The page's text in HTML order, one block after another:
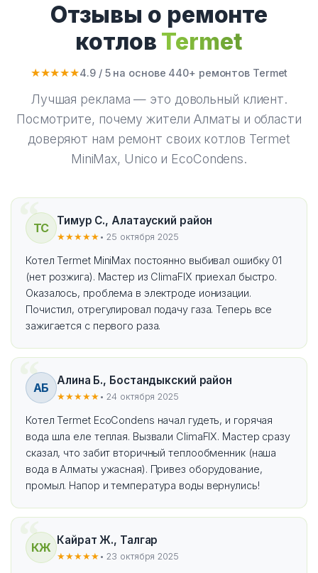
Отзывы о ремонте
котлов Termet
★★★★★4.9 / 5 на основе 440+ ремонтов Termet
Лучшая реклама — это довольный клиент.
Посмотрите, почему жители Алматы и области
доверяют нам ремонт своих котлов Termet
MiniMax, Unico и EcoCondens.
ТС
Тимур С., Алатауский район
★★★★★ • 25 октября 2025
Котел Termet MiniMax постоянно выбивал ошибку 01
(нет розжига). Мастер из ClimaFIX приехал быстро.
Оказалось, проблема в электроде ионизации.
Почистил, отрегулировал подачу газа. Теперь все
зажигается с первого раза.
АБ
Алина Б., Бостандыкский район
★★★★★ • 24 октября 2025
Котел Termet EcoCondens начал гудеть, и горячая
вода шла еле теплая. Вызвали ClimaFIX. Мастер сразу
сказал, что забит вторичный теплообменник (наша
вода в Алматы ужасная). Привез оборудование,
промыл. Напор и температура воды вернулись!
КЖ
Кайрат Ж., Талгар
★★★★★ • 23 октября 2025